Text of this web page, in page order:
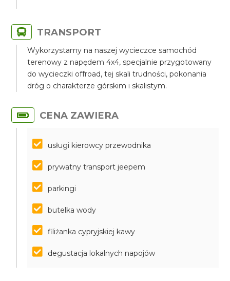
TRANSPORT
Wykorzystamy na naszej wycieczce samochód
terenowy z napędem 4x4, specjalnie przygotowany
do wycieczki offroad, tej skali trudności, pokonania
dróg o charakterze górskim i skalistym.
CENA ZAWIERA
usługi kierowcy przewodnika
prywatny transport jeepem
parkingi
butelka wody
filiżanka cypryjskiej kawy
degustacja lokalnych napojów